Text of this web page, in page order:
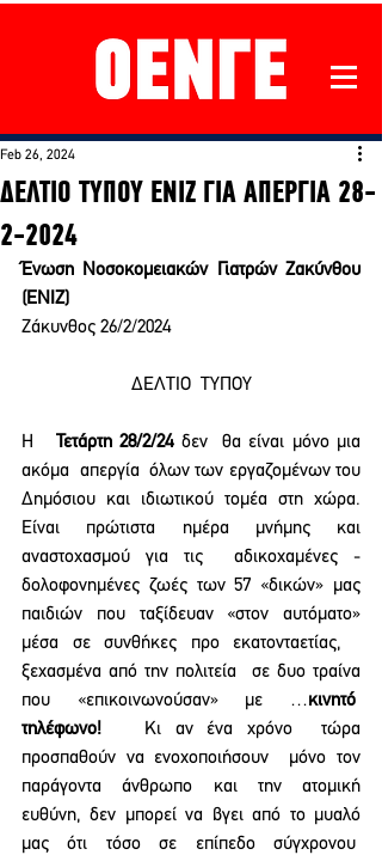
ΔΕΛΤΙΟ ΤΥΠΟΥ ΕΝΙΖ ΓΙΑ ΑΠΕΡΓΙΑ 28-
2-2024
Feb 26, 2024
Ένωση Νοσοκομειακών Γιατρών Ζακύνθου
(ΕΝΙΖ)
Ζάκυνθος 26/2/2024
ΔΕΛΤΙΟ  ΤΥΠΟΥ
Η Τετάρτη 28/2/24 δεν  θα είναι μόνο μια
ακόμα  απεργία  όλων των εργαζομένων του
Δημόσιου και ιδιωτικού τομέα στη χώρα.
Είναι πρώτιστα ημέρα μνήμης και
αναστοχασμού για τις  αδικοχαμένες -
δολοφονημένες ζωές των 57 «δικών» μας
παιδιών που ταξίδευαν «στον αυτόματο»
μέσα σε συνθήκες προ εκατονταετίας,
ξεχασμένα από την πολιτεία  σε δυο τραίνα
που «επικοινωνούσαν» με …κινητό
τηλέφωνο! Κι αν ένα χρόνο  τώρα
προσπαθούν να ενοχοποιήσουν  μόνο τον
παράγοντα άνθρωπο και την ατομική
ευθύνη, δεν μπορεί να βγει από το μυαλό
μας ότι τόσο σε επίπεδο σύγχρονου